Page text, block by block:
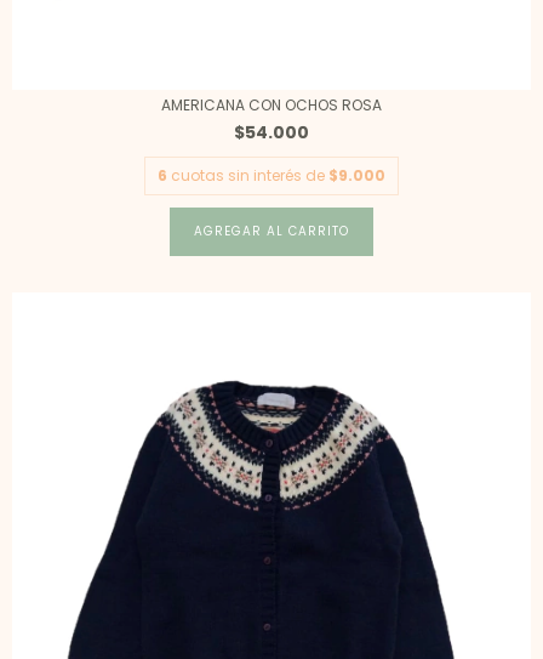
AMERICANA CON OCHOS ROSA
$54.000
6 cuotas sin interés de $9.000
AGREGAR AL CARRITO